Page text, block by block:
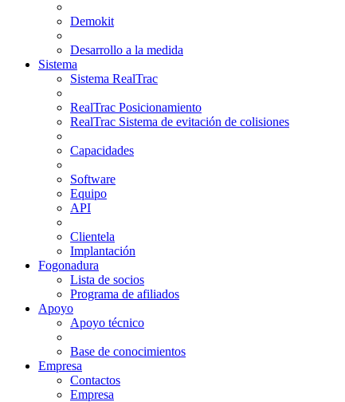
Demokit
Desarrollo a la medida
Sistema
Sistema RealTrac
RealTrac Posicionamiento
RealTrac Sistema de evitación de colisiones
Capacidades
Software
Equipo
API
Clientela
Implantación
Fogonadura
Lista de socios
Рrograma de afiliados
Apoyo
Apoyo técnico
Base de conocimientos
Empresa
Contactos
Empresa